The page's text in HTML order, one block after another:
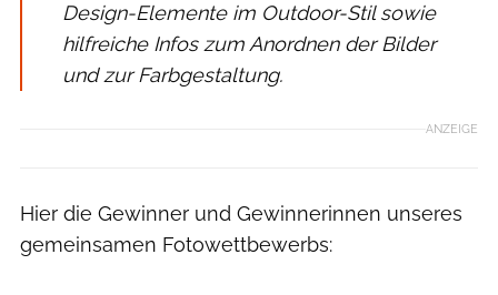
Design-Elemente im Outdoor-Stil sowie
hilfreiche Infos zum Anordnen der Bilder
und zur Farbgestaltung.
ANZEIGE
Hier die Gewinner und Gewinnerinnen unseres
gemeinsamen Fotowettbewerbs: